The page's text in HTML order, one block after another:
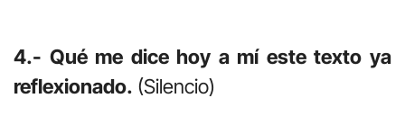
4.- Qué me dice hoy a mí este texto ya
reflexionado. (Silencio)